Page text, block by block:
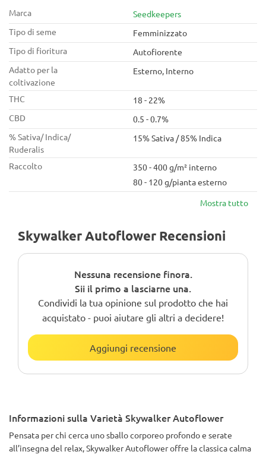
Marca
Seedkeepers
Tipo di seme
Femminizzato
Tipo di fioritura
Autofiorente
Adatto per la
coltivazione
Esterno, Interno
THC
18 - 22%
CBD
0.5 - 0.7%
% Sativa/ Indica/
Ruderalis
15% Sativa / 85% Indica
Raccolto
350 - 400 g/m² interno
80 - 120 g/pianta esterno
Mostra tutto
Skywalker Autoflower Recensioni
Nessuna recensione finora.
Sii il primo a lasciarne una.
Condividi la tua opinione sul prodotto che hai
acquistato - puoi aiutare gli altri a decidere!
Aggiungi recensione
Informazioni sulla Varietà Skywalker Autoflower
Pensata per chi cerca uno sballo corporeo profondo e serate
all’insegna del relax, Skywalker Autoflower offre la classica calma